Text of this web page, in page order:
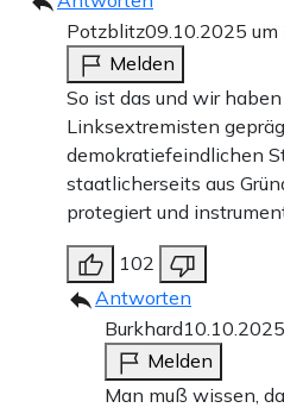
Ideologien stärkt.“
So geht es munter weiter. Die
wurde, um dem in den
Ostdeutschland
entgegenzusetzen, hat sich zu
Umerziehungsanstalt
bekämpft, was ihr nicht links
Journalisten, die sich mit
Auswüchsen des NGO-Staats
Potzblitz09.10.2025
Melden
So ist das und wir
Linksextremisten
demokratiefeindlichen
staatlicherseits aus
protegiert und
102
Antworten
Burkhard
Melden
Man muß wissen,